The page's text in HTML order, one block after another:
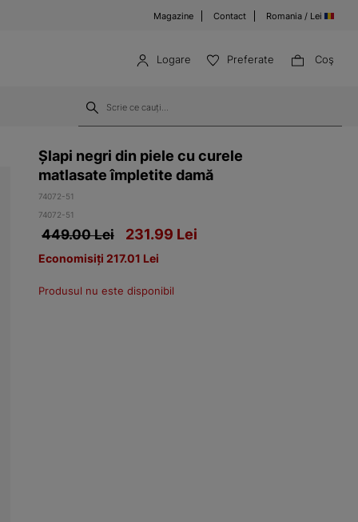
Magazine Contact Romania / Lei
Logare Preferate Coş
Șlapi negri din piele cu curele
matlasate împletite damă
74072-51
74072-51
449.00 Lei 231.99 Lei
Economisiți 217.01 Lei
Produsul nu este disponibil